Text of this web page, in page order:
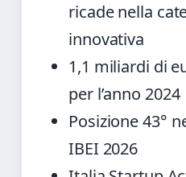
ricade nella
innovativa
1,1 miliardi di
per l’anno 2024
Posizione 43°
IBEI 2026